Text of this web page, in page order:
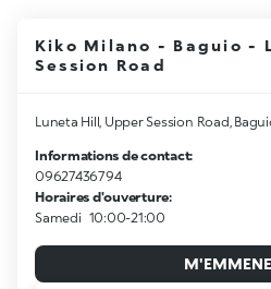
Kiko Milano - Baguio -
Session Road
Luneta Hill, Upper Session Road,
Informations de contact:
09627436794
Horaires d'ouverture:
Samedi 10:00-21:00